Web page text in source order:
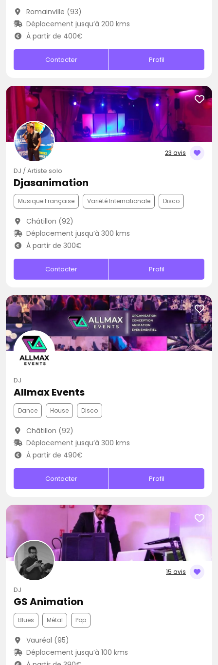
Romainville (93)
Déplacement jusqu’à 200 kms
À partir de 400€
Contacter Profil
23 avis
DJ / Artiste solo
Djasanimation
Musique Française Variété Internationale Disco
Châtillon (92)
Déplacement jusqu’à 300 kms
À partir de 300€
Contacter Profil
DJ
Allmax Events
Dance House Disco
Châtillon (92)
Déplacement jusqu’à 300 kms
À partir de 490€
Contacter Profil
15 avis
DJ
GS Animation
Blues Métal Pop
Vauréal (95)
Déplacement jusqu’à 100 kms